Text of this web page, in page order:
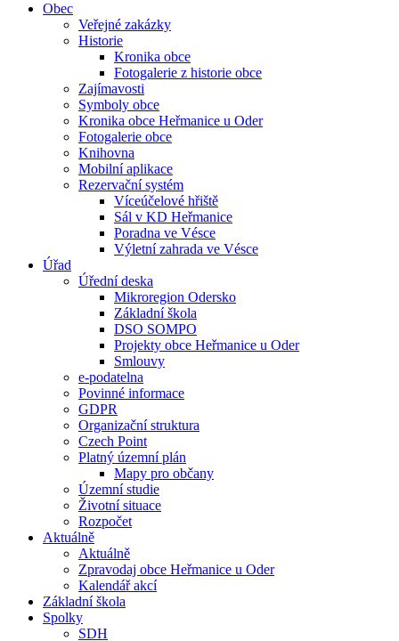
Obec
Veřejné zakázky
Historie
Kronika obce
Fotogalerie z historie obce
Zajímavosti
Symboly obce
Kronika obce Heřmanice u Oder
Fotogalerie obce
Knihovna
Mobilní aplikace
Rezervační systém
Víceúčelové hřiště
Sál v KD Heřmanice
Poradna ve Vésce
Výletní zahrada ve Vésce
Úřad
Úřední deska
Mikroregion Odersko
Základní škola
DSO SOMPO
Projekty obce Heřmanice u Oder
Smlouvy
e-podatelna
Povinné informace
GDPR
Organizační struktura
Czech Point
Platný územní plán
Mapy pro občany
Územní studie
Životní situace
Rozpočet
Aktuálně
Aktuálně
Zpravodaj obce Heřmanice u Oder
Kalendář akcí
Základní škola
Spolky
SDH